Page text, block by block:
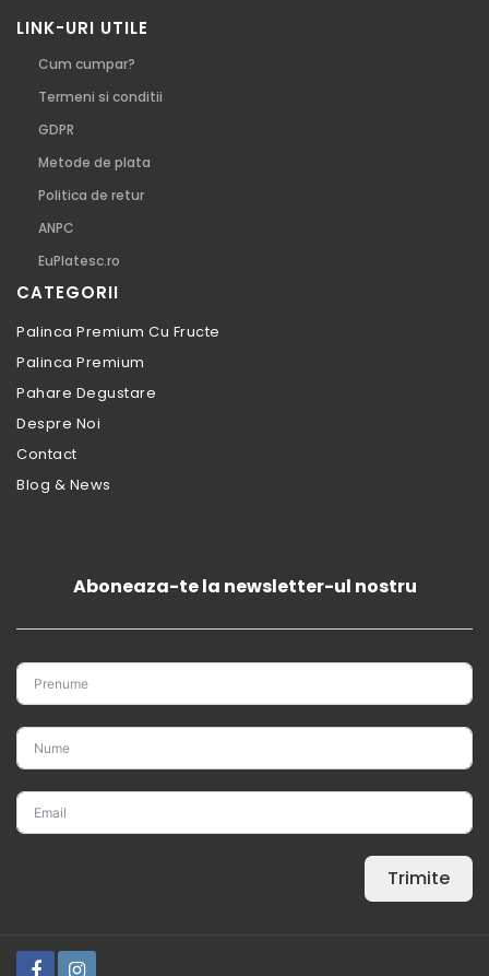
LINK-URI UTILE
Cum cumpar?
Termeni si conditii
GDPR
Metode de plata
Politica de retur
ANPC
EuPlatesc.ro
CATEGORII
Palinca Premium Cu Fructe
Palinca Premium
Pahare Degustare
Despre Noi
Contact
Blog & News
Aboneaza-te la newsletter-ul nostru
Trimite